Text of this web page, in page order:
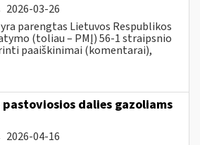
2026-03-26
parengtas Lietuvos Respublikos
(toliau – PMĮ) 56-1 straipsnio
paaiškinimai (komentarai),
dalies gazoliams
2026-04-16